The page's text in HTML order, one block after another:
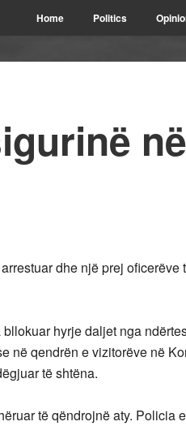
Home Politics
në
dhe një prej oficerëve
hyrje daljet nga
në qendrën e vizitorëve në
të shtëna.
të qëndrojnë aty. Policia